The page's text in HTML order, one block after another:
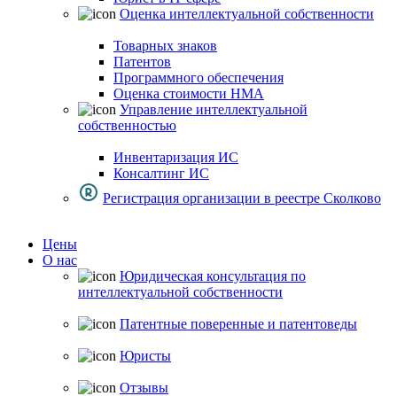
Оценка интеллектуальной собственности
Товарных знаков
Патентов
Программного обеспечения
Оценка стоимости НМА
Управление интеллектуальной
собственностью
Инвентаризация ИС
Консалтинг ИС
Регистрация организации в реестре Сколково
Цены
О нас
Юридическая консультация по
интеллектуальной собственности
Патентные поверенные и патентоведы
Юристы
Отзывы